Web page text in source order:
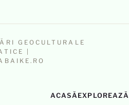
GEOCULTURALE
|
ACASĂ EXPLOREAZĂ